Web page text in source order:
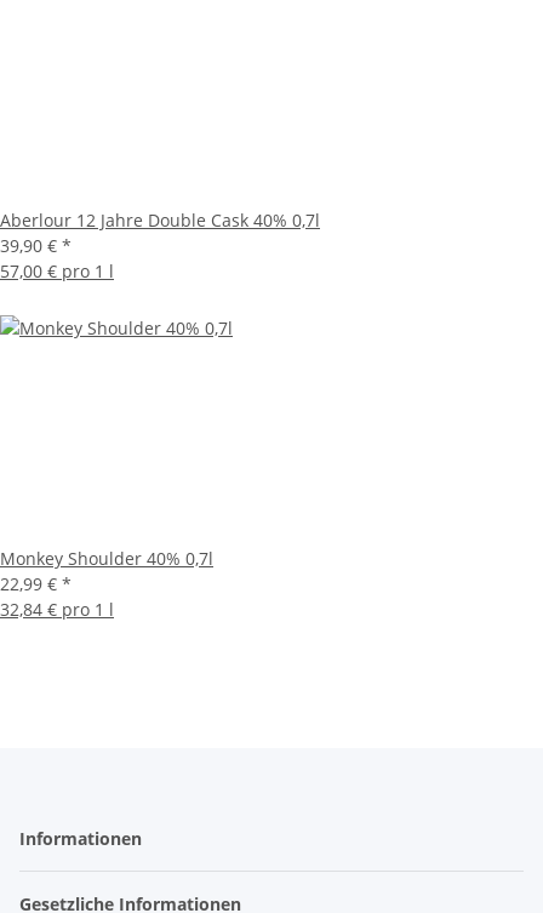
Aberlour 12 Jahre Double Cask 40% 0,7l
39,90 € *
57,00 € pro 1 l
Monkey Shoulder 40% 0,7l
22,99 € *
32,84 € pro 1 l
Informationen
Gesetzliche Informationen